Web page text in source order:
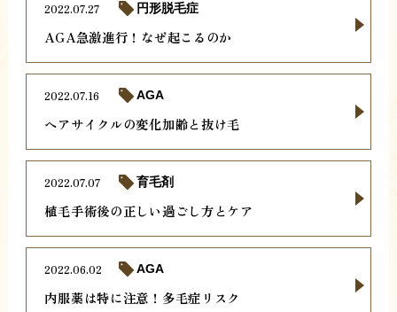
AGA急激進行！なぜ起こるのか
2022.07.27 円形脱毛症
ヘアサイクルの変化加齢と抜け毛
2022.07.16 AGA
植毛手術後の正しい過ごし方とケア
2022.07.07 育毛剤
内服薬は特に注意！多毛症リスク
2022.06.02 AGA